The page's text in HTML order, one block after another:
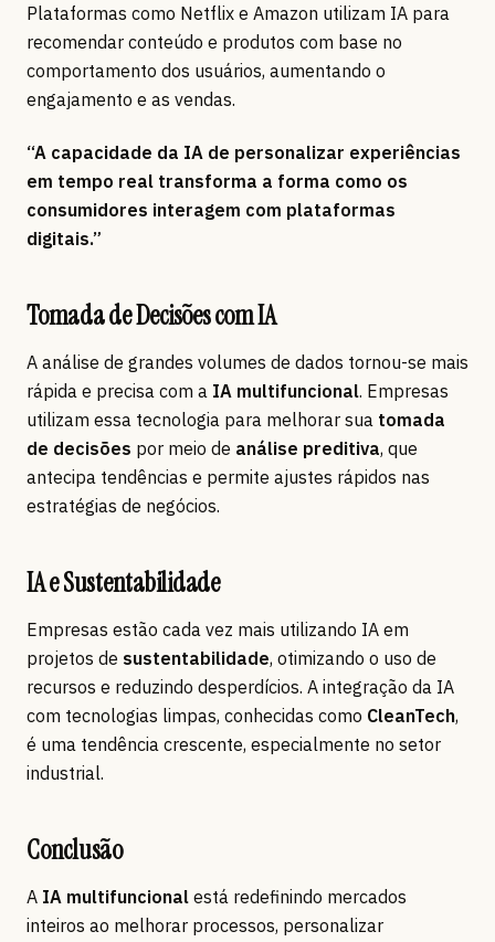
Plataformas como Netflix e Amazon utilizam IA para
recomendar conteúdo e produtos com base no
comportamento dos usuários, aumentando o
engajamento e as vendas.
“A capacidade da IA de personalizar experiências
em tempo real transforma a forma como os
consumidores interagem com plataformas
digitais.”
Tomada de Decisões com IA
A análise de grandes volumes de dados tornou-se mais
rápida e precisa com a IA multifuncional. Empresas
utilizam essa tecnologia para melhorar sua tomada
de decisões por meio de análise preditiva, que
antecipa tendências e permite ajustes rápidos nas
estratégias de negócios.
IA e Sustentabilidade
Empresas estão cada vez mais utilizando IA em
projetos de sustentabilidade, otimizando o uso de
recursos e reduzindo desperdícios. A integração da IA
com tecnologias limpas, conhecidas como CleanTech,
é uma tendência crescente, especialmente no setor
industrial.
Conclusão
A IA multifuncional está redefinindo mercados
inteiros ao melhorar processos, personalizar